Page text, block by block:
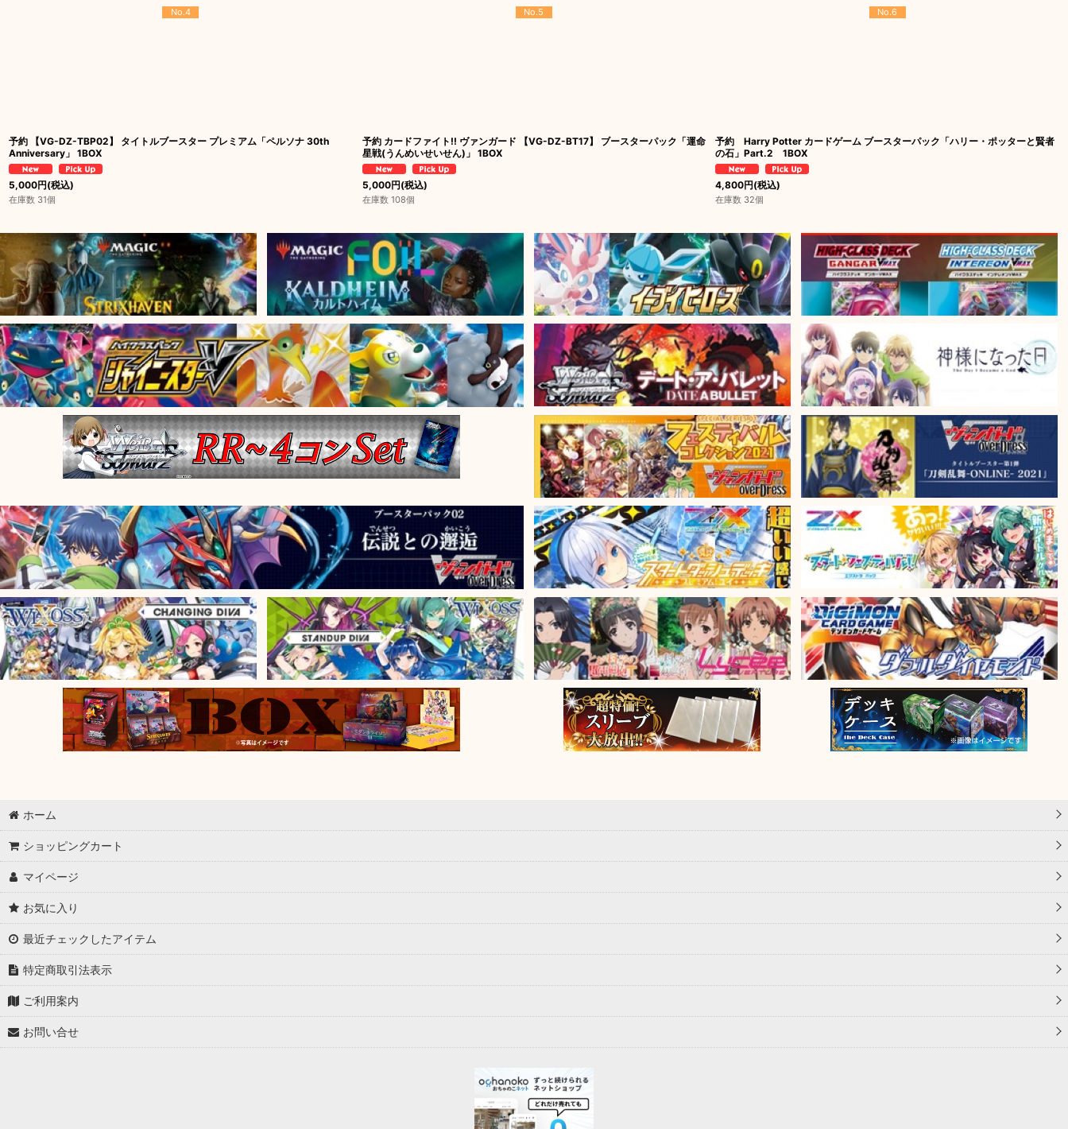
No.4
予約 【VG-DZ-TBP02】 タイトルブースター プレミアム「ペルソナ 30th
Anniversary」 1BOX
5,000円(税込)
在庫数 31個
No.5
予約 カードファイト!! ヴァンガード 【VG-DZ-BT17】 ブースターパック「運命
星戦(うんめいせいせん)」 1BOX
5,000円(税込)
在庫数 108個
No.6
予約 Harry Potter カードゲーム ブースターパック「ハリー・ポッターと賢者
の石」Part.2 1BOX
4,800円(税込)
在庫数 32個
ホーム
ショッピングカート
マイページ
お気に入り
最近チェックしたアイテム
特定商取引法表示
ご利用案内
お問い合せ